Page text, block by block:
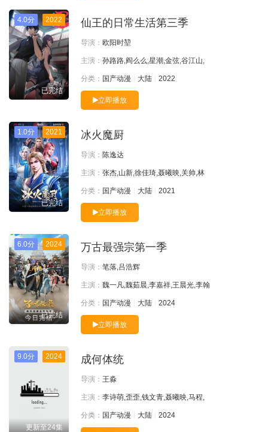
4.0分 2022
已完结
仙王的日常生活第三季
导演： 欧阳时堃
主演： 孙路路,阎么么,星潮,金弦,谷江山,
分类： 国产动漫 大陆 2022
立即播放
1.0分 2021
已完结
冰火魔厨
导演： 陈逸达
主演： 张杰,山新,徐佳琦,聂曦映,关帅,林
分类： 国产动漫 大陆 2021
立即播放
6.0分 2024
已完结
万古最强宗第一季
导演： 笔落,吕浩辉
主演： 魏一凡,魏茹晨,李嘉祥,王晨光,李翰
分类： 国产动漫 大陆 2024
立即播放
9.0分 2024
更新至24集
成何体统
导演： 王淼
主演： 李诗萌,歪歪,钱文青,聂曦映,马程,
分类： 国产动漫 大陆 2024